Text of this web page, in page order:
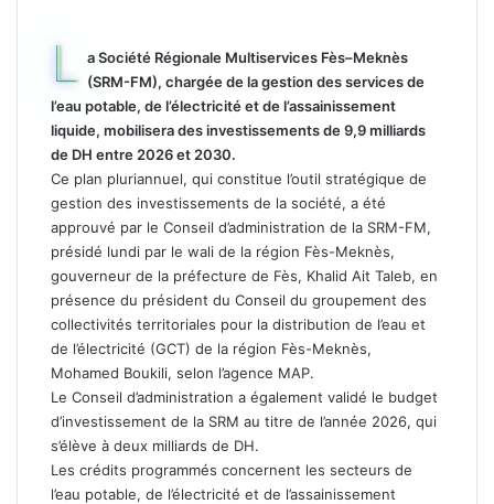
L a Société Régionale Multiservices Fès–Meknès
(SRM-FM), chargée de la gestion des services de
l’eau potable, de l’électricité et de l’assainissement
liquide, mobilisera des investissements de 9,9 milliards
de DH entre 2026 et 2030.
Ce plan pluriannuel, qui constitue l’outil stratégique de
gestion des investissements de la société, a été
approuvé par le Conseil d’administration de la SRM-FM,
présidé lundi par le wali de la région Fès-Meknès,
gouverneur de la préfecture de Fès, Khalid Ait Taleb, en
présence du président du Conseil du groupement des
collectivités territoriales pour la distribution de l’eau et
de l’électricité (GCT) de la région Fès-Meknès,
Mohamed Boukili, selon l’agence MAP.
Le Conseil d’administration a également validé le budget
d’investissement de la SRM au titre de l’année 2026, qui
s’élève à deux milliards de DH.
Les crédits programmés concernent les secteurs de
l’eau potable, de l’électricité et de l’assainissement